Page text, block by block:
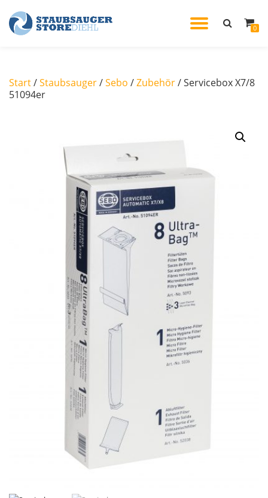
Skip
0
Start/Staubsauger/Sebo /Zubehör/ Servicebox X7/8
51094er